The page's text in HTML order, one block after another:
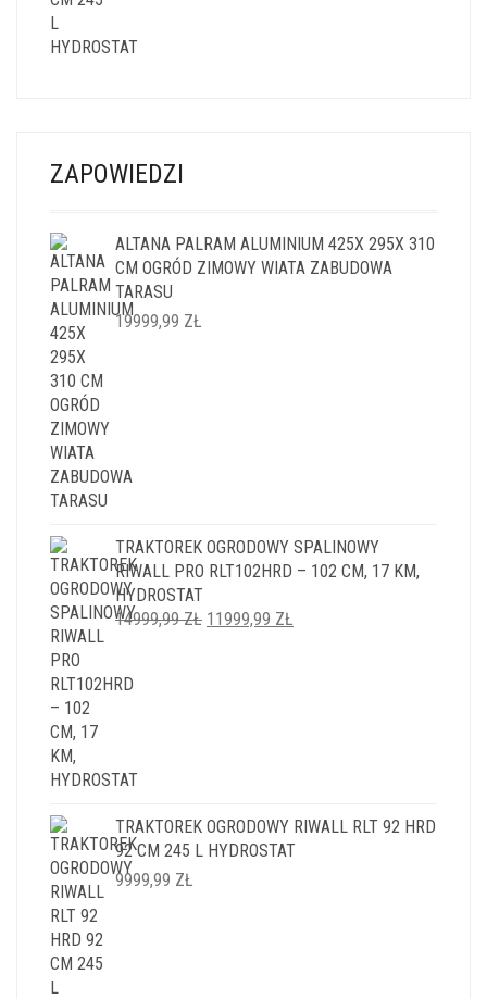
ZAPOWIEDZI
ALTANA PALRAM ALUMINIUM 425X 295X 310
CM OGRÓD ZIMOWY WIATA ZABUDOWA
TARASU
19999,99 ZŁ
TRAKTOREK OGRODOWY SPALINOWY
RIWALL PRO RLT102HRD – 102 CM, 17 KM,
HYDROSTAT
14999,99ZŁ PIERWOTNA
11999,99 ZŁ
TRAKTOREK OGRODOWY RIWALL RLT 92 HRD
92 CM 245 L HYDROSTAT
9999,99 ZŁ